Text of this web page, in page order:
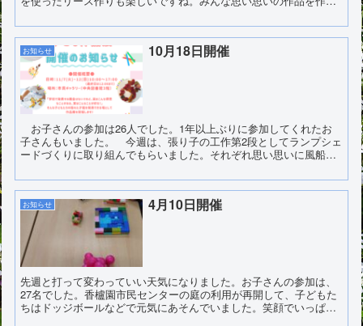
す...
お知らせ 10月18日開催
お子さんの参加は26人でした。1年以上ぶりに参加してくれたお
子さんもいました。 今週は、張り子の工作第2段としてランプシェ
ードづくりに取り組んでもらいました。それぞれ思い思いに風船に
お知らせ 4月10日開催
先週と打って変わっていい天気になりました。お子さんの参加は、
27名でした。香櫨園市民センターの庭の利用が再開して、子どもた
ちはドッジボールなどで元気にあそんでいました。笑顔でいっぱい